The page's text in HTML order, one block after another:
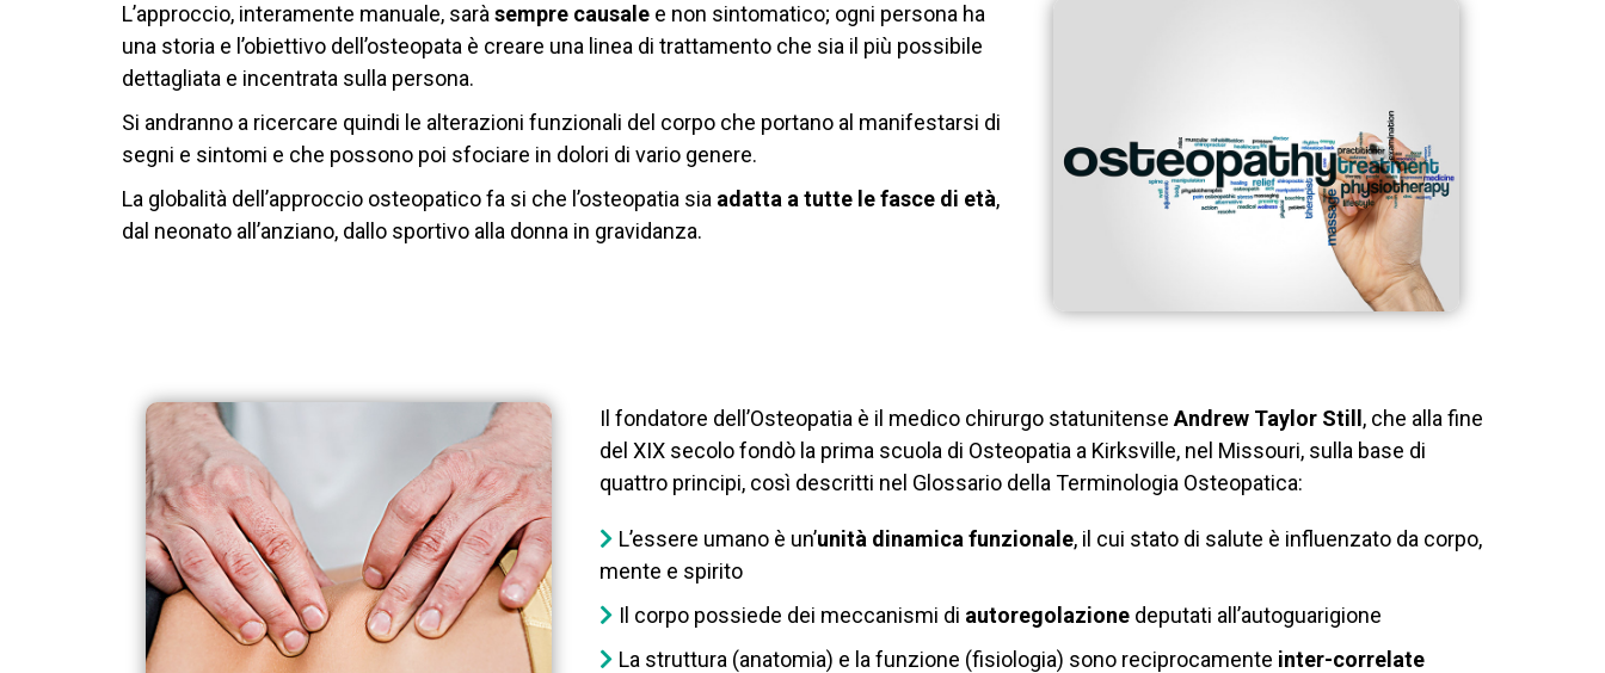
L’approccio, interamente manuale, sarà sempre causale e non sintomatico; ogni persona ha
una storia e l’obiettivo dell’osteopata è creare una linea di trattamento che sia il più possibile
dettagliata e incentrata sulla persona.
Si andranno a ricercare quindi le alterazioni funzionali del corpo che portano al manifestarsi di
segni e sintomi e che possono poi sfociare in dolori di vario genere.
La globalità dell’approccio osteopatico fa si che l’osteopatia sia adatta a tutte le fasce di età,
dal neonato all’anziano, dallo sportivo alla donna in gravidanza.
Il fondatore dell’Osteopatia è il medico chirurgo statunitense Andrew Taylor Still , che alla fine
del XIX secolo fondò la prima scuola di Osteopatia a Kirksville, nel Missouri, sulla base di
quattro principi, così descritti nel Glossario della Terminologia Osteopatica:
L’essere umano è un’unità dinamica funzionale, il cui stato di salute è influenzato da corpo,
mente e spirito
Il corpo possiede dei meccanismi di autoregolazione deputati all’autoguarigione
La struttura (anatomia) e la funzione (fisiologia) sono reciprocamente inter-correlate